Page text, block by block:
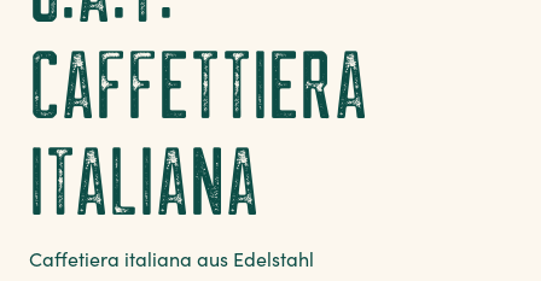
CAFFETTIERA
ITALIANA
Caffetiera italiana aus Edelstahl